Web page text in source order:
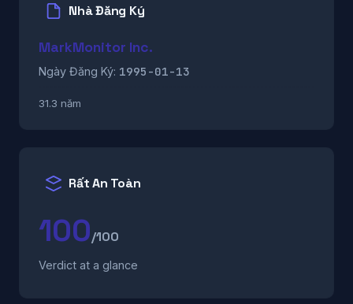
Nhà Đăng Ký
MarkMonitor Inc.
Ngày Đăng Ký: 1995-01-13
31.3 năm
Rất An Toàn
100/100
Verdict at a glance